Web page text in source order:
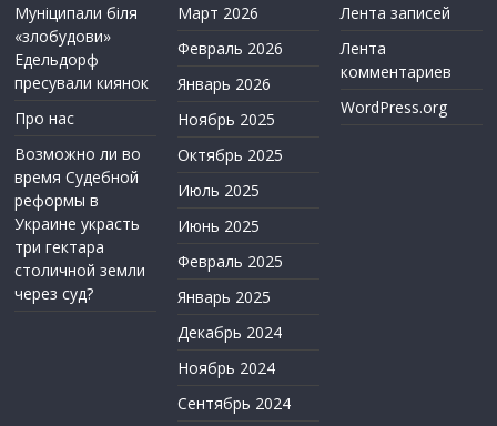
Муніципали біля
«злобудови»
Едельдорф
пресували киянок
Про нас
Возможно ли во
время Судебной
реформы в
Украине украсть
три гектара
столичной земли
через суд?
Март 2026
Февраль 2026
Январь 2026
Ноябрь 2025
Октябрь 2025
Июль 2025
Июнь 2025
Февраль 2025
Январь 2025
Декабрь 2024
Ноябрь 2024
Сентябрь 2024
Лента записей
Лента
комментариев
WordPress.org